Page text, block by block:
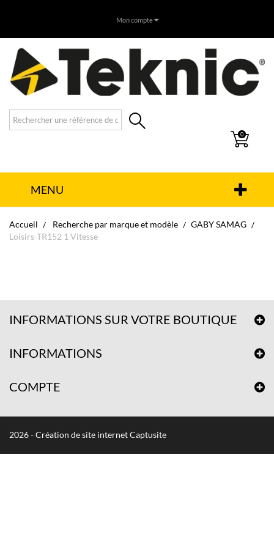
Mon compte
0
MENU
Accueil Recherche par marque et modèle
GABY SAMAG
Loisirs-TR152 1 Vitesse
INFORMATIONS SUR VOTRE BOUTIQUE
INFORMATIONS
COMPTE
2026 - Création de site internet Captusite